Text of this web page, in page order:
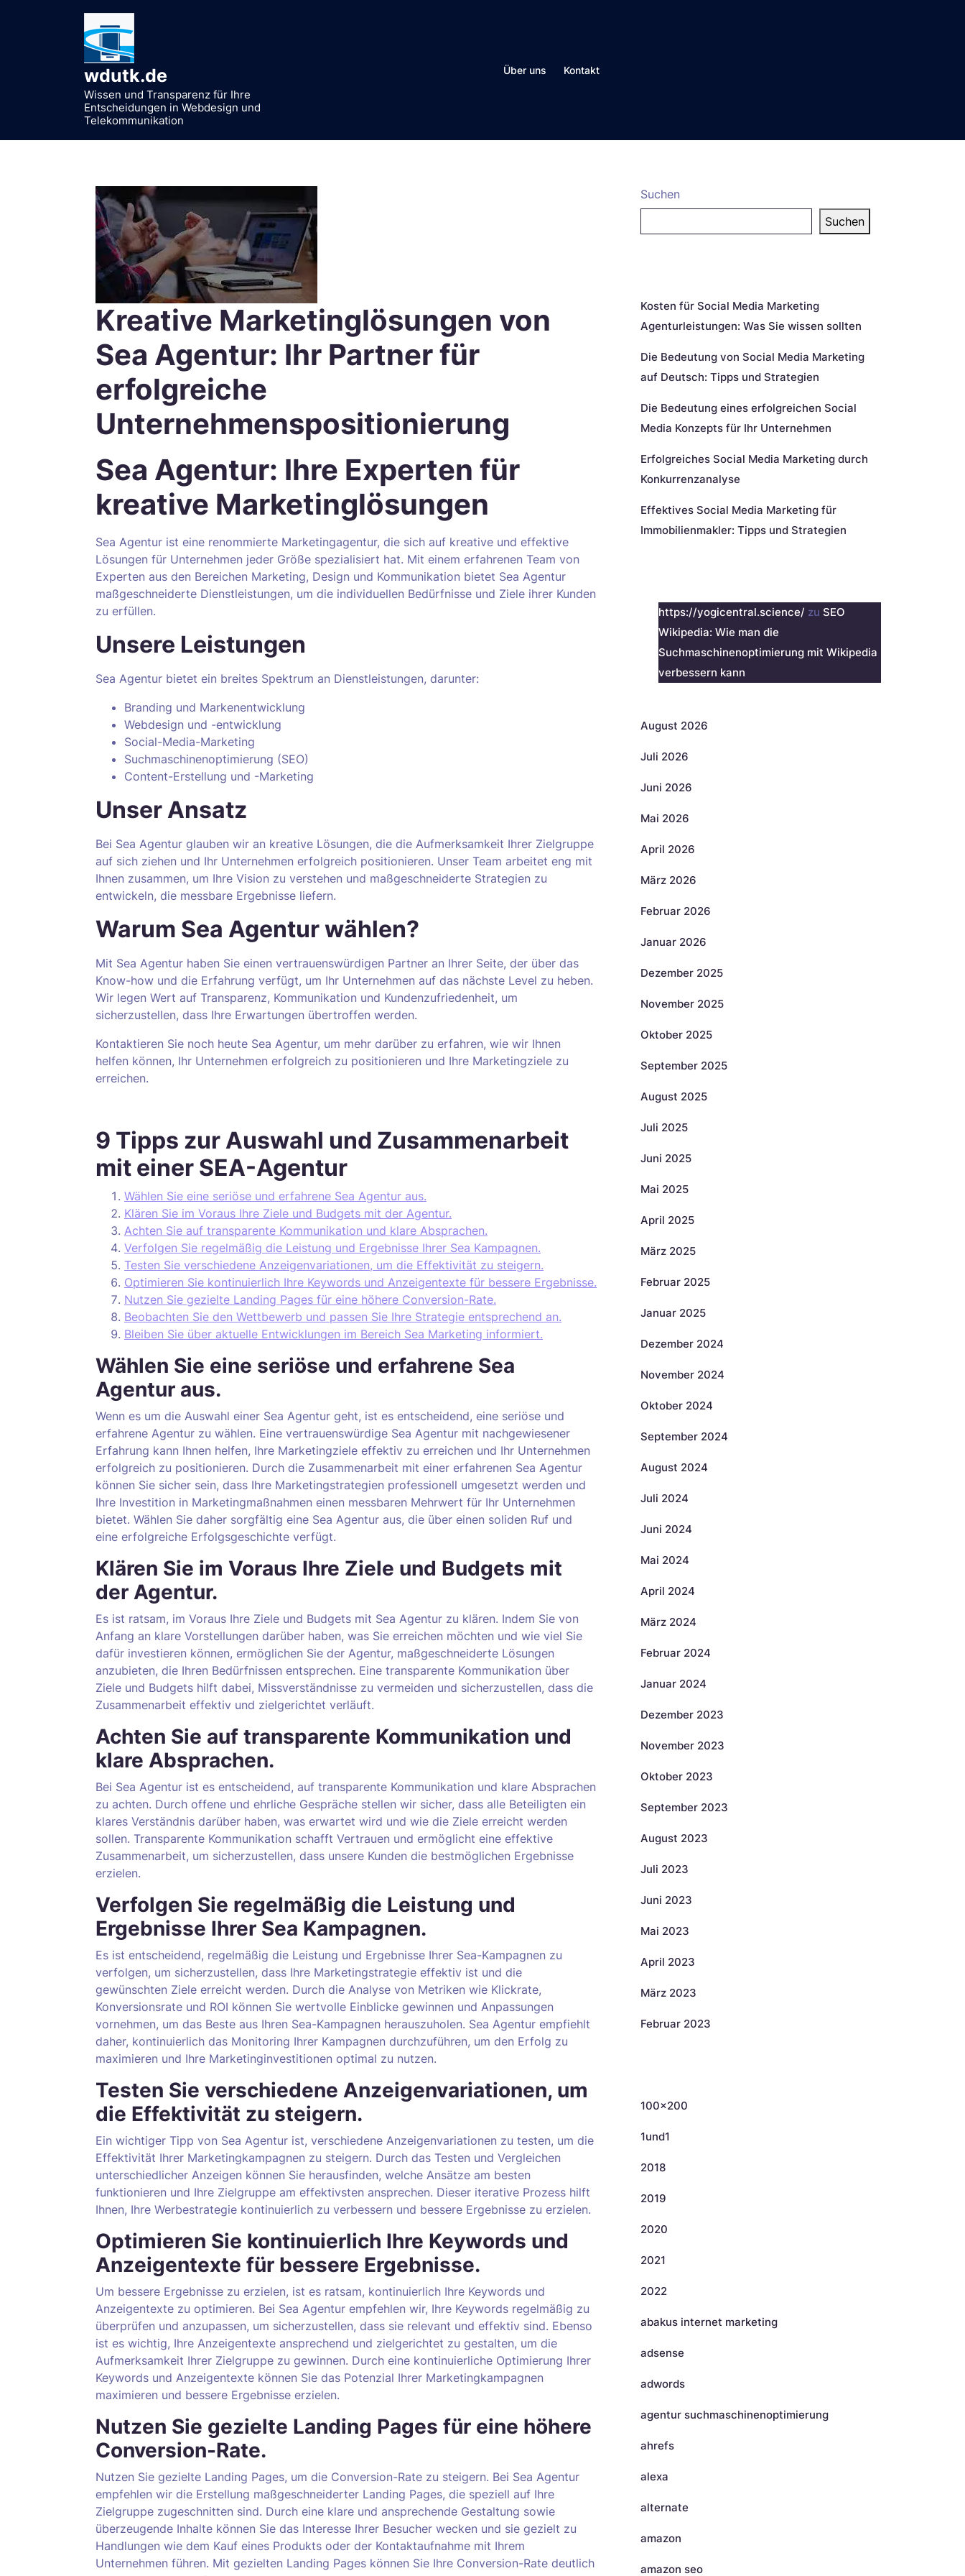
wdutk.de
Wissen und Transparenz für Ihre
Entscheidungen in Webdesign und
Telekommunikation
Über uns Kontakt
Kreative Marketinglösungen von
Sea Agentur: Ihr Partner für
erfolgreiche
Unternehmenspositionierung
Sea Agentur: Ihre Experten für
kreative Marketinglösungen
Sea Agentur ist eine renommierte Marketingagentur, die sich auf kreative und effektive
Lösungen für Unternehmen jeder Größe spezialisiert hat. Mit einem erfahrenen Team von
Experten aus den Bereichen Marketing, Design und Kommunikation bietet Sea Agentur
maßgeschneiderte Dienstleistungen, um die individuellen Bedürfnisse und Ziele ihrer Kunden
zu erfüllen.
Unsere Leistungen
Sea Agentur bietet ein breites Spektrum an Dienstleistungen, darunter:
Branding und Markenentwicklung
Webdesign und -entwicklung
Social-Media-Marketing
Suchmaschinenoptimierung (SEO)
Content-Erstellung und -Marketing
Unser Ansatz
Bei Sea Agentur glauben wir an kreative Lösungen, die die Aufmerksamkeit Ihrer Zielgruppe
auf sich ziehen und Ihr Unternehmen erfolgreich positionieren. Unser Team arbeitet eng mit
Ihnen zusammen, um Ihre Vision zu verstehen und maßgeschneiderte Strategien zu
entwickeln, die messbare Ergebnisse liefern.
Warum Sea Agentur wählen?
Mit Sea Agentur haben Sie einen vertrauenswürdigen Partner an Ihrer Seite, der über das
Know-how und die Erfahrung verfügt, um Ihr Unternehmen auf das nächste Level zu heben.
Wir legen Wert auf Transparenz, Kommunikation und Kundenzufriedenheit, um
sicherzustellen, dass Ihre Erwartungen übertroffen werden.
Kontaktieren Sie noch heute Sea Agentur, um mehr darüber zu erfahren, wie wir Ihnen
helfen können, Ihr Unternehmen erfolgreich zu positionieren und Ihre Marketingziele zu
erreichen.
9 Tipps zur Auswahl und Zusammenarbeit
mit einer SEA-Agentur
Wählen Sie eine seriöse und erfahrene Sea Agentur aus.
Klären Sie im Voraus Ihre Ziele und Budgets mit der Agentur.
Achten Sie auf transparente Kommunikation und klare Absprachen.
Verfolgen Sie regelmäßig die Leistung und Ergebnisse Ihrer Sea Kampagnen.
Testen Sie verschiedene Anzeigenvariationen, um die Effektivität zu steigern.
Optimieren Sie kontinuierlich Ihre Keywords und Anzeigentexte für bessere Ergebnisse.
Nutzen Sie gezielte Landing Pages für eine höhere Conversion-Rate.
Beobachten Sie den Wettbewerb und passen Sie Ihre Strategie entsprechend an.
Bleiben Sie über aktuelle Entwicklungen im Bereich Sea Marketing informiert.
Wählen Sie eine seriöse und erfahrene Sea
Agentur aus.
Wenn es um die Auswahl einer Sea Agentur geht, ist es entscheidend, eine seriöse und
erfahrene Agentur zu wählen. Eine vertrauenswürdige Sea Agentur mit nachgewiesener
Erfahrung kann Ihnen helfen, Ihre Marketingziele effektiv zu erreichen und Ihr Unternehmen
erfolgreich zu positionieren. Durch die Zusammenarbeit mit einer erfahrenen Sea Agentur
können Sie sicher sein, dass Ihre Marketingstrategien professionell umgesetzt werden und
Ihre Investition in Marketingmaßnahmen einen messbaren Mehrwert für Ihr Unternehmen
bietet. Wählen Sie daher sorgfältig eine Sea Agentur aus, die über einen soliden Ruf und
eine erfolgreiche Erfolgsgeschichte verfügt.
Klären Sie im Voraus Ihre Ziele und Budgets mit
der Agentur.
Es ist ratsam, im Voraus Ihre Ziele und Budgets mit Sea Agentur zu klären. Indem Sie von
Anfang an klare Vorstellungen darüber haben, was Sie erreichen möchten und wie viel Sie
dafür investieren können, ermöglichen Sie der Agentur, maßgeschneiderte Lösungen
anzubieten, die Ihren Bedürfnissen entsprechen. Eine transparente Kommunikation über
Ziele und Budgets hilft dabei, Missverständnisse zu vermeiden und sicherzustellen, dass die
Zusammenarbeit effektiv und zielgerichtet verläuft.
Achten Sie auf transparente Kommunikation und
klare Absprachen.
Bei Sea Agentur ist es entscheidend, auf transparente Kommunikation und klare Absprachen
zu achten. Durch offene und ehrliche Gespräche stellen wir sicher, dass alle Beteiligten ein
klares Verständnis darüber haben, was erwartet wird und wie die Ziele erreicht werden
sollen. Transparente Kommunikation schafft Vertrauen und ermöglicht eine effektive
Zusammenarbeit, um sicherzustellen, dass unsere Kunden die bestmöglichen Ergebnisse
erzielen.
Verfolgen Sie regelmäßig die Leistung und
Ergebnisse Ihrer Sea Kampagnen.
Es ist entscheidend, regelmäßig die Leistung und Ergebnisse Ihrer Sea-Kampagnen zu
verfolgen, um sicherzustellen, dass Ihre Marketingstrategie effektiv ist und die
gewünschten Ziele erreicht werden. Durch die Analyse von Metriken wie Klickrate,
Konversionsrate und ROI können Sie wertvolle Einblicke gewinnen und Anpassungen
vornehmen, um das Beste aus Ihren Sea-Kampagnen herauszuholen. Sea Agentur empfiehlt
daher, kontinuierlich das Monitoring Ihrer Kampagnen durchzuführen, um den Erfolg zu
maximieren und Ihre Marketinginvestitionen optimal zu nutzen.
Testen Sie verschiedene Anzeigenvariationen, um
die Effektivität zu steigern.
Ein wichtiger Tipp von Sea Agentur ist, verschiedene Anzeigenvariationen zu testen, um die
Effektivität Ihrer Marketingkampagnen zu steigern. Durch das Testen und Vergleichen
unterschiedlicher Anzeigen können Sie herausfinden, welche Ansätze am besten
funktionieren und Ihre Zielgruppe am effektivsten ansprechen. Dieser iterative Prozess hilft
Ihnen, Ihre Werbestrategie kontinuierlich zu verbessern und bessere Ergebnisse zu erzielen.
Optimieren Sie kontinuierlich Ihre Keywords und
Anzeigentexte für bessere Ergebnisse.
Um bessere Ergebnisse zu erzielen, ist es ratsam, kontinuierlich Ihre Keywords und
Anzeigentexte zu optimieren. Bei Sea Agentur empfehlen wir, Ihre Keywords regelmäßig zu
überprüfen und anzupassen, um sicherzustellen, dass sie relevant und effektiv sind. Ebenso
ist es wichtig, Ihre Anzeigentexte ansprechend und zielgerichtet zu gestalten, um die
Aufmerksamkeit Ihrer Zielgruppe zu gewinnen. Durch eine kontinuierliche Optimierung Ihrer
Keywords und Anzeigentexte können Sie das Potenzial Ihrer Marketingkampagnen
maximieren und bessere Ergebnisse erzielen.
Nutzen Sie gezielte Landing Pages für eine höhere
Conversion-Rate.
Nutzen Sie gezielte Landing Pages, um die Conversion-Rate zu steigern. Bei Sea Agentur
empfehlen wir die Erstellung maßgeschneiderter Landing Pages, die speziell auf Ihre
Zielgruppe zugeschnitten sind. Durch eine klare und ansprechende Gestaltung sowie
überzeugende Inhalte können Sie das Interesse Ihrer Besucher wecken und sie gezielt zu
Handlungen wie dem Kauf eines Produkts oder der Kontaktaufnahme mit Ihrem
Unternehmen führen. Mit gezielten Landing Pages können Sie Ihre Conversion-Rate deutlich
Suchen
Suchen
Kosten für Social Media Marketing
Agenturleistungen: Was Sie wissen sollten
Die Bedeutung von Social Media Marketing
auf Deutsch: Tipps und Strategien
Die Bedeutung eines erfolgreichen Social
Media Konzepts für Ihr Unternehmen
Erfolgreiches Social Media Marketing durch
Konkurrenzanalyse
Effektives Social Media Marketing für
Immobilienmakler: Tipps und Strategien
https://yogicentral.science/ zu SEO
Wikipedia: Wie man die
Suchmaschinenoptimierung mit Wikipedia
verbessern kann
August 2026
Juli 2026
Juni 2026
Mai 2026
April 2026
März 2026
Februar 2026
Januar 2026
Dezember 2025
November 2025
Oktober 2025
September 2025
August 2025
Juli 2025
Juni 2025
Mai 2025
April 2025
März 2025
Februar 2025
Januar 2025
Dezember 2024
November 2024
Oktober 2024
September 2024
August 2024
Juli 2024
Juni 2024
Mai 2024
April 2024
März 2024
Februar 2024
Januar 2024
Dezember 2023
November 2023
Oktober 2023
September 2023
August 2023
Juli 2023
Juni 2023
Mai 2023
April 2023
März 2023
Februar 2023
100×200
1und1
2018
2019
2020
2021
2022
abakus internet marketing
adsense
adwords
agentur suchmaschinenoptimierung
ahrefs
alexa
alternate
amazon
amazon seo